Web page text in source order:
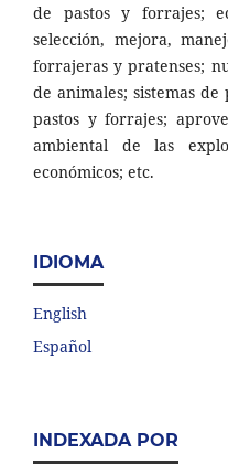
de pastos y forrajes;
selección, mejora,
forrajeras y pratenses;
de animales; sistemas
pastos y forrajes;
ambiental de las
económicos; etc.
IDIOMA
English
Español
INDEXADA POR